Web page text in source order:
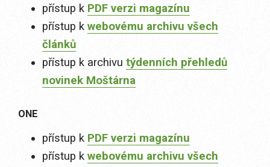
přístup k PDF verzi magazínu
přístup k webovému archivu všech
článků
přístup k archivu týdenních přehledů
novinek Moštárna
ONE
přístup k PDF verzi magazínu
přístup k webovému archivu všech